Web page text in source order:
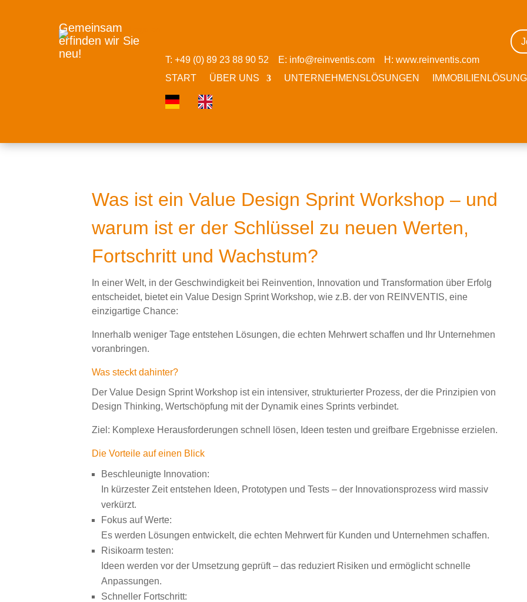
Gemeinsam
erfinden wir Sie
neu!
T: +49 (0) 89 23 88 90 52 E: info@reinventis.comH: www.reinventis.com
START
ÜBER UNS UNTERNEHMENSLÖSUNGEN
Was ist ein Value Design Sprint Workshop – und
warum ist er der Schlüssel zu neuen Werten,
Fortschritt und Wachstum?
In einer Welt, in der Geschwindigkeit bei Reinvention, Innovation und Transformation über Erfolg
entscheidet, bietet ein Value Design Sprint Workshop, wie z.B. der von REINVENTIS, eine
einzigartige Chance:
Innerhalb weniger Tage entstehen Lösungen, die echten Mehrwert schaffen und Ihr Unternehmen
voranbringen.
Was steckt dahinter?
Der Value Design Sprint Workshop ist ein intensiver, strukturierter Prozess, der die Prinzipien von
Design Thinking, Wertschöpfung mit der Dynamik eines Sprints verbindet.
Ziel: Komplexe Herausforderungen schnell lösen, Ideen testen und greifbare Ergebnisse erzielen.
Die Vorteile auf einen Blick
Beschleunigte Innovation:
In kürzester Zeit entstehen Ideen, Prototypen und Tests – der Innovationsprozess wird massiv
verkürzt.
Fokus auf Werte:
Es werden Lösungen entwickelt, die echten Mehrwert für Kunden und Unternehmen schaffen.
Risikoarm testen:
Ideen werden vor der Umsetzung geprüft – das reduziert Risiken und ermöglicht schnelle
Anpassungen.
Schneller Fortschritt: